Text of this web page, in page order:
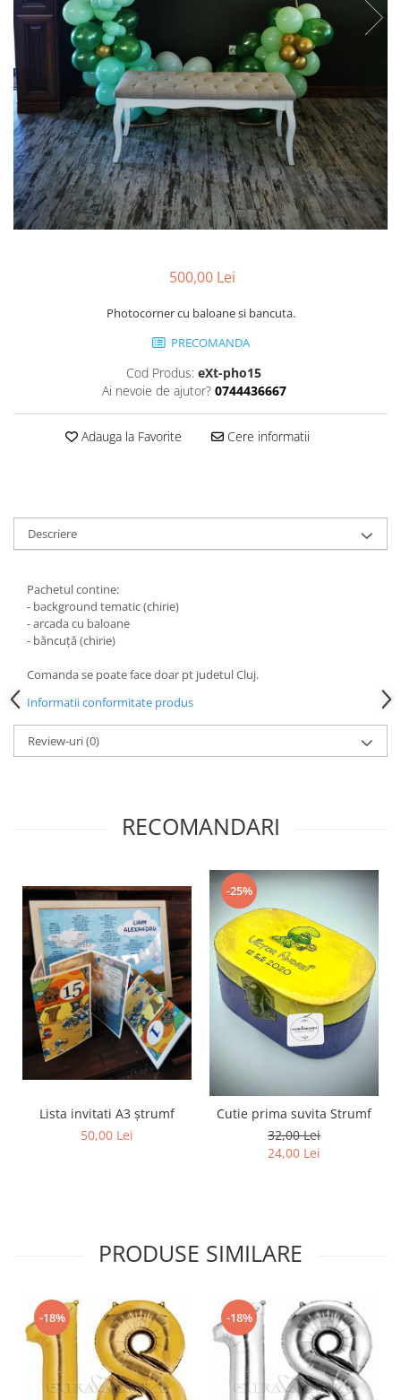
Pachete marturii
Pungi si cutii prajituri
Sticle si borcane
Cutii flori de hartie
Cutii flori de sapun
Cutii flori mixte
Cutii LUX
Aranjamente tematice
2025 Craciun
1 Martie
2020 Craciun si Anul Nou
2021 Crăciun
2022 Crăciun
Buchete extravagante
500,00 Lei
Photocorner cu baloane si bancuta.
PRECOMANDA
Cod Produs: eXt-pho15
Ai nevoie de ajutor? 0744436667
Adauga la Favorite Cere informatii
Descriere
Pachetul contine:
- background tematic (chirie)
- arcada cu baloane
- băncuță (chirie)
Comanda se poate face doar pt judetul Cluj.
Informatii conformitate produs
Review-uri(0)
RECOMANDARI
Lista invitati A3 ștrumf
50,00 Lei
-25%
Cutie prima suvita Strumf
32,00 Lei
24,00 Lei
PRODUSE SIMILARE
-18% -18%